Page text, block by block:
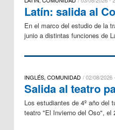
Latín: salida al
En el marco del estudio de la
junio a distintas funciones de
INGLÉS, COMUNIDAD 02/08/2026
Salida al teatro
Los estudiantes de 4º año del
teatro "El Invierno del Oso", el